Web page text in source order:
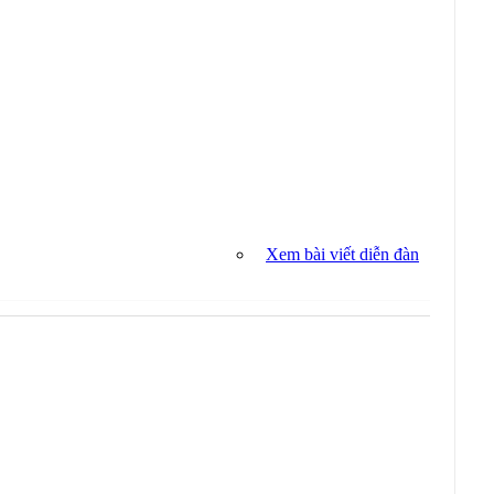
Xem bài viết diễn đàn